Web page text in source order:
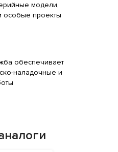
модели,
особые проекты
обеспечивает
наладочные и